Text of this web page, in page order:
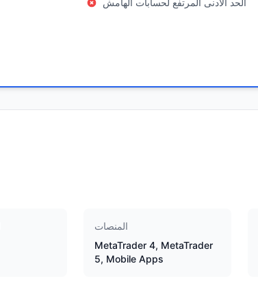
الحد الأدنى المرتفع لحسابات الهامش
المنصات
MetaTrader 4, MetaTrader
5, Mobile Apps